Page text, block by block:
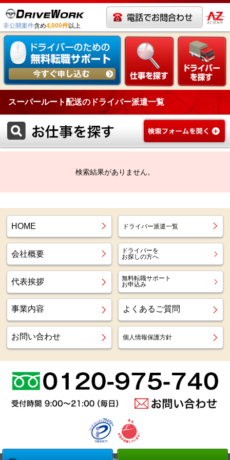
非公開案件含め4,000件以上
スーパールート配送のドライバー派遣一覧
検索結果がありません。
HOME ドライバー派遣一覧
会社概要
ドライバーを
お探しの方へ
代表挨拶
無料転職サポート
お申込み
事業内容 よくあるご質問
お問い合わせ 個人情報保護方針